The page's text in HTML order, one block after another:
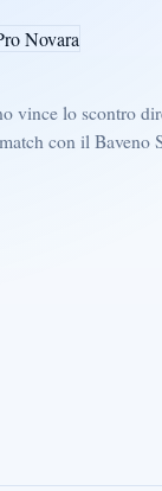
vince lo scontro
con il Baveno